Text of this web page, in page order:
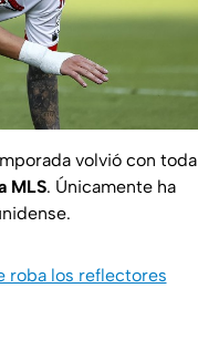
volvió con toda
MLS. Únicamente ha
roba los reflectores